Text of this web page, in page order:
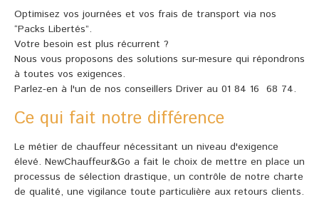
Optimisez vos journées et vos frais de transport via nos
“Packs Libertés”.
Votre besoin est plus récurrent ?
Nous vous proposons des solutions sur-mesure qui répondrons
à toutes vos exigences.
Parlez-en à l'un de nos conseillers Driver au 01 84 16 68 74.
Ce qui fait notre différence
Le métier de chauffeur nécessitant un niveau d'exigence
élevé. NewChauffeur&Go a fait le choix de mettre en place un
processus de sélection drastique, un contrôle de notre charte
de qualité, une vigilance toute particulière aux retours clients.